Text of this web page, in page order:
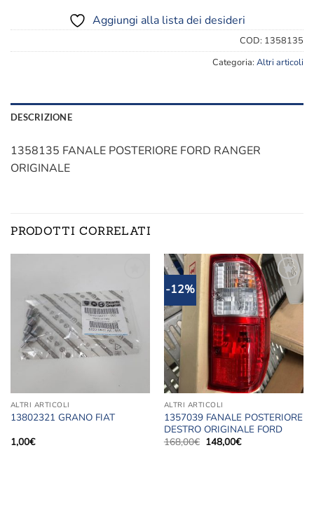
Aggiungi alla lista dei desideri
COD: 1358135
Categoria: Altri articoli
DESCRIZIONE
1358135 FANALE POSTERIORE FORD RANGER
ORIGINALE
PRODOTTI CORRELATI
Aggiungi
alla lista
dei
desideri
ALTRI ARTICOLI
13802321 GRANO FIAT
1,00€
-12%
Aggiungi
alla lista
dei
desideri
ALTRI ARTICOLI
1357039 FANALE POSTERIORE
DESTRO ORIGINALE FORD
168,00€ Il
prezzo
148,00€Il